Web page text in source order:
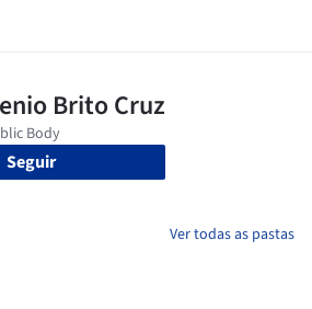
Seguir
Ver todas as pastas